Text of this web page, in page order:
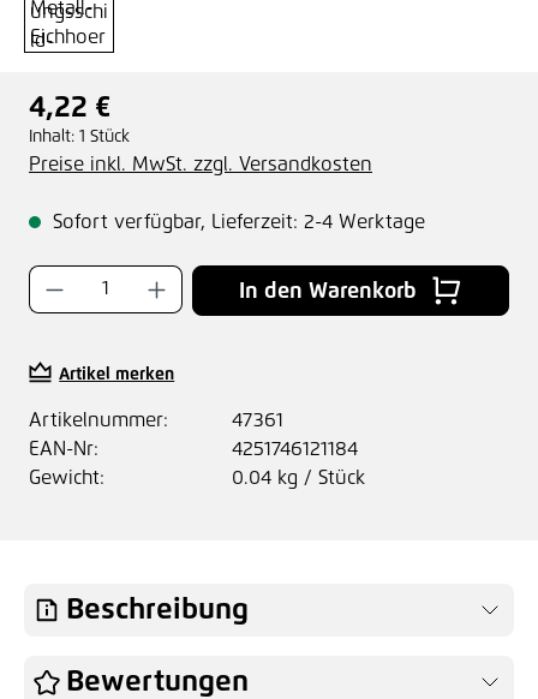
Regulärer Preis:
4,22 €
Inhalt: 1 Stück
Preise inkl. MwSt. zzgl. Versandkosten
Sofort verfügbar, Lieferzeit: 2-4 Werktage
Produkt Anzahl: Gib den gewünschten
In den Warenkorb
Artikel merken
Artikelnummer:
47361
EAN-Nr:
4251746121184
Gewicht:
0.04 kg / Stück
Beschreibung
Bewertungen